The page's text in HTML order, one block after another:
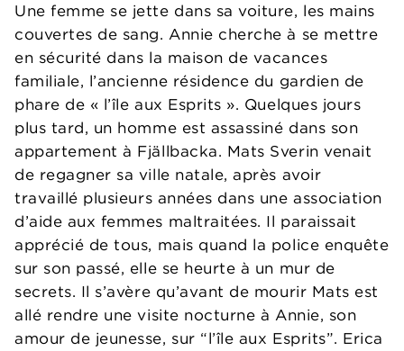
Une femme se jette dans sa voiture, les mains
couvertes de sang. Annie cherche à se mettre
en sécurité dans la maison de vacances
familiale, l’ancienne résidence du gardien de
phare de « l’île aux Esprits ». Quelques jours
plus tard, un homme est assassiné dans son
appartement à Fjällbacka. Mats Sverin venait
de regagner sa ville natale, après avoir
travaillé plusieurs années dans une association
d’aide aux femmes maltraitées. Il paraissait
apprécié de tous, mais quand la police enquête
sur son passé, elle se heurte à un mur de
secrets. Il s’avère qu’avant de mourir Mats est
allé rendre une visite nocturne à Annie, son
amour de jeunesse, sur “l’île aux Esprits”. Erica